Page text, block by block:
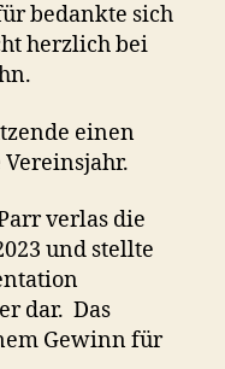
bedankte sich
herzlich bei
einen
verlas die
und stellte
dar. Das
Gewinn für